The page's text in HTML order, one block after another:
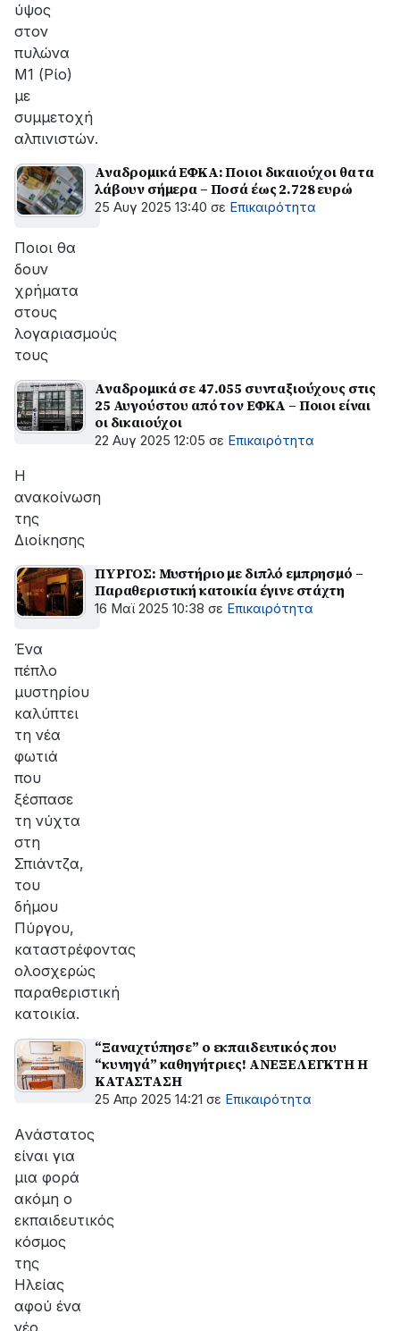
ύψος
στον
πυλώνα
Μ1 (Ρίο)
με
συμμετοχή
αλπινιστών.
Αναδρομικά ΕΦΚΑ: Ποιοι δικαιούχοι θα τα
λάβουν σήμερα – Ποσά έως 2.728 ευρώ
25 Αυγ 2025 13:40 σε Επικαιρότητα
Ποιοι θα
δουν
χρήματα
στους
λογαριασμούς
τους
Αναδρομικά σε 47.055 συνταξιούχους στις
25 Αυγούστου από τον ΕΦΚΑ – Ποιοι είναι
οι δικαιούχοι
22 Αυγ 2025 12:05 σε Επικαιρότητα
Η
ανακοίνωση
της
Διοίκησης
ΠΥΡΓΟΣ: Μυστήριο με διπλό εμπρησμό –
Παραθεριστική κατοικία έγινε στάχτη
16 Μαϊ 2025 10:38 σε Επικαιρότητα
Ένα
πέπλο
μυστηρίου
καλύπτει
τη νέα
φωτιά
που
ξέσπασε
τη νύχτα
στη
Σπιάντζα,
του
δήμου
Πύργου,
καταστρέφοντας
ολοσχερώς
παραθεριστική
κατοικία.
“Ξαναχτύπησε” ο εκπαιδευτικός που
“κυνηγά” καθηγήτριες! ΑΝΕΞΕΛΕΓΚΤΗ Η
ΚΑΤΑΣΤΑΣΗ
25 Απρ 2025 14:21 σε Επικαιρότητα
Aνάστατος
είναι για
μια φορά
ακόμη ο
εκπαιδευτικός
κόσμος
της
Ηλείας
αφού ένα
νέο